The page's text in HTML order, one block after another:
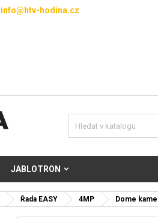
info@htv-hodina.cz
JABLOTRON
Řada EASY 4MP Dome